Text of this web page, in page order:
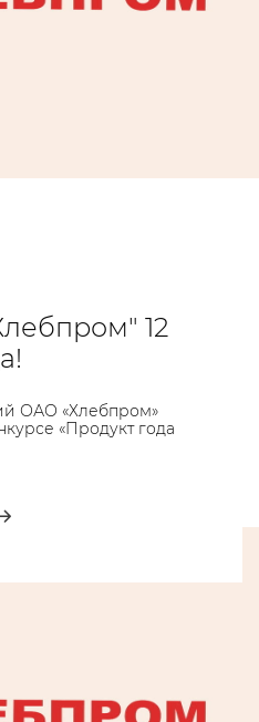
12
ОАО «Хлебпром»
«Продукт года